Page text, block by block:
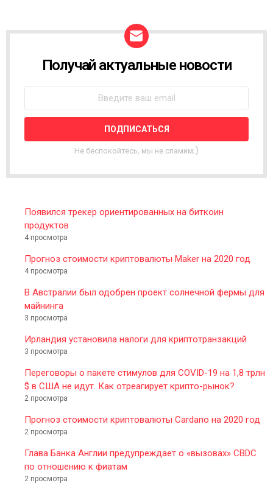
W
L
T
R
Получай актуальные новости
Не беспокойтесь, мы не спамим;)
Появился трекер ориентированных на биткоин
продуктов
4 просмотра
Прогноз стоимости криптовалюты Maker на 2020 год
4 просмотра
В Австралии был одобрен проект солнечной фермы для
майнинга
3 просмотра
Ирландия установила налоги для криптотранзакций
3 просмотра
Переговоры о пакете стимулов для COVID-19 на 1,8 трлн
$ в США не идут. Как отреагирует крипто-рынок?
2 просмотра
Прогноз стоимости криптовалюты Cardano на 2020 год
2 просмотра
Глава Банка Англии предупреждает о «вызовах» CBDC
по отношению к фиатам
2 просмотра